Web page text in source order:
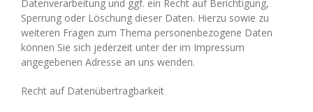
Datenverarbeitung und ggf. ein Recht auf Berichtigung,
Sperrung oder Löschung dieser Daten. Hierzu sowie zu
weiteren Fragen zum Thema personenbezogene Daten
können Sie sich jederzeit unter der im Impressum
angegebenen Adresse an uns wenden.
Recht auf Datenübertragbarkeit